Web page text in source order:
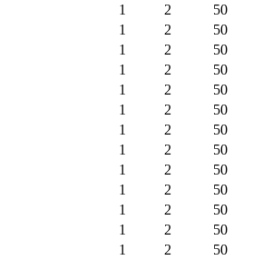
1 2
50
1 2
50
1 2
50
1 2
50
1 2
50
1 2
50
1 2
50
1 2
50
1 2
50
1 2
50
1 2
50
1 2
50
1 2
50